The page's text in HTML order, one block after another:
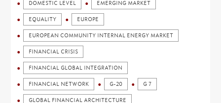
DOMESTIC LEVEL EMERGING MARKET
EQUALITY EUROPE
EUROPEAN COMMUNITY INTERNAL ENERGY MARKET
FINANCIAL CRISIS
FINANCIAL GLOBAL INTEGRATION
FINANCIAL NETWORK G-20 G 7
GLOBAL FINANCIAL ARCHITECTURE